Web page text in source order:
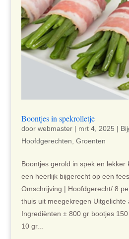
Boontjes in spekrolletje
door webmaster| mrt 4, 2025 |
Hoofdgerechten Groenten
Boontjes gerold in spek en lekker
een heerlijk bijgerecht op een
Omschrijving | Hoofdgerecht/ 8
thuis uit meegekregen Uitgelichte
Ingrediënten ± 800 gr bootjes
10 gr...